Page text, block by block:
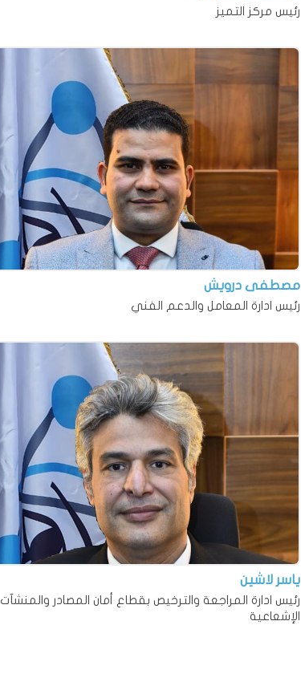
رئيس مركز التميز
مصطفى درويش
رئيس ادارة المعامل والدعم الفني
ياسر لاشين
رئيس ادارة المراجعة والترخيص بقطاع أمان المصادر والمنشآت
الإشعاعية